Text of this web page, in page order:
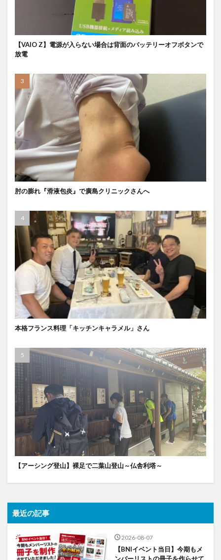
【VAIO Z】電源が入らない場合は背面のバッテリーオフボタンで
放電
肘の膨れ『滑液包炎』で廣島クリニックさんへ
本格フランス料理「キッチンキャラメル」さん
【アーシング登山】裸足で二葉山登山～仏舎利塔～
最近の記事
2026-08-07
【BNIイベント当日】今期もメ
ンバーリストの冊子を作らせて